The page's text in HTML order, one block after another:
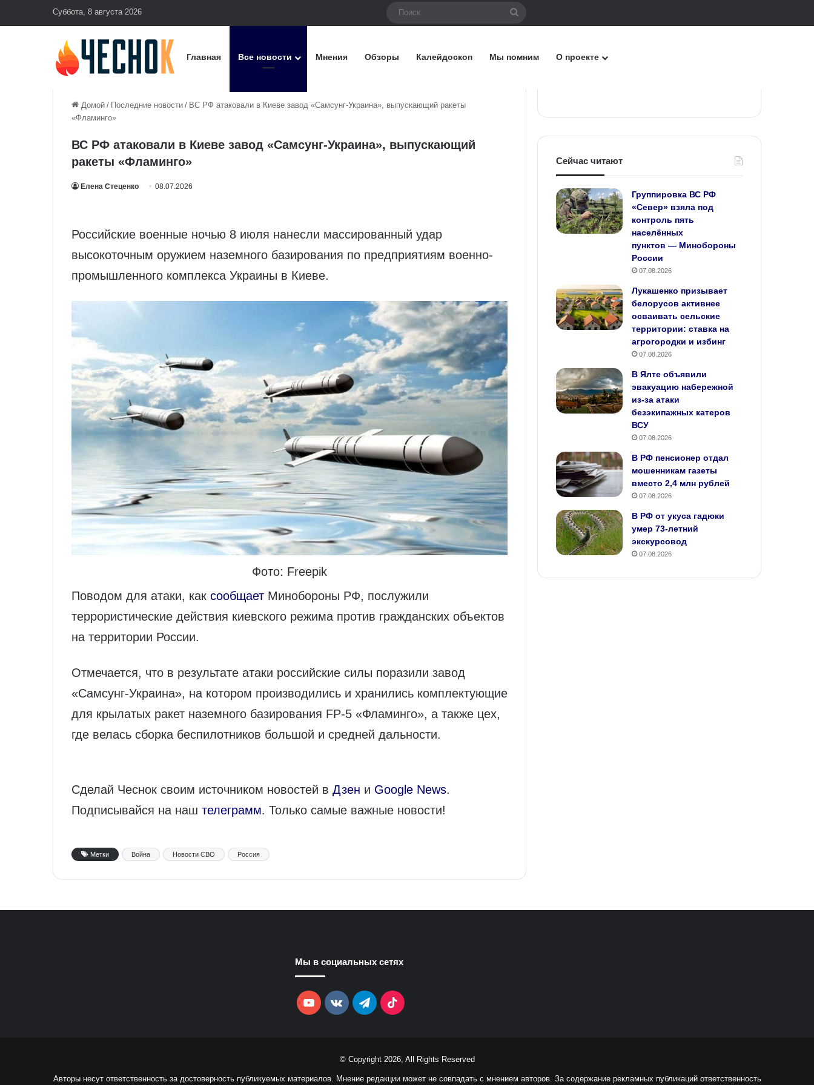
Суббота, 8 августа 2026
Главная Все новости Мнения Обзоры Калейдоскоп Мы помним О проекте
Домой / Последние новости / ВС РФ атаковали в Киеве завод «Самсунг-Украина», выпускающий ракеты
«Фламинго»
ВС РФ атаковали в Киеве завод «Самсунг-Украина», выпускающий
ракеты «Фламинго»
Елена Стеценко 08.07.2026
Российские военные ночью 8 июля нанесли массированный удар
высокоточным оружием наземного базирования по предприятиям военно-
промышленного комплекса Украины в Киеве.
Фото: Freepik
Поводом для атаки, как сообщает Минобороны РФ, послужили
террористические действия киевского режима против гражданских объектов
на территории России.
Отмечается, что в результате атаки российские силы поразили завод
«Самсунг-Украина», на котором производились и хранились комплектующие
для крылатых ракет наземного базирования FP-5 «Фламинго», а также цех,
где велась сборка беспилотников большой и средней дальности.
Сделай Чеснок своим источником новостей в Дзен и Google News.
Подписывайся на наш телеграмм. Только самые важные новости!
Метки Война Новости СВО Россия
Сейчас читают
Группировка ВС РФ
«Север» взяла под
контроль пять
населённых
пунктов — Минобороны
России
07.08.2026
Лукашенко призывает
белорусов активнее
осваивать сельские
территории: ставка на
агрогородки и избинг
07.08.2026
В Ялте объявили
эвакуацию набережной
из-за атаки
безэкипажных катеров
ВСУ
07.08.2026
В РФ пенсионер отдал
мошенникам газеты
вместо 2,4 млн рублей
07.08.2026
В РФ от укуса гадюки
умер 73-летний
экскурсовод
07.08.2026
Мы в социальных сетях
YouTubevk.comTelegramTikTok
© Copyright 2026, All Rights Reserved
Авторы несут ответственность за достоверность публикуемых материалов. Мнение редакции может не совпадать с мнением авторов. За содержание рекламных публикаций ответственность